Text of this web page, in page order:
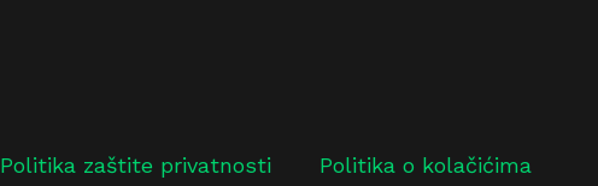
Politika zaštite privatnosti Politika o kolačićima